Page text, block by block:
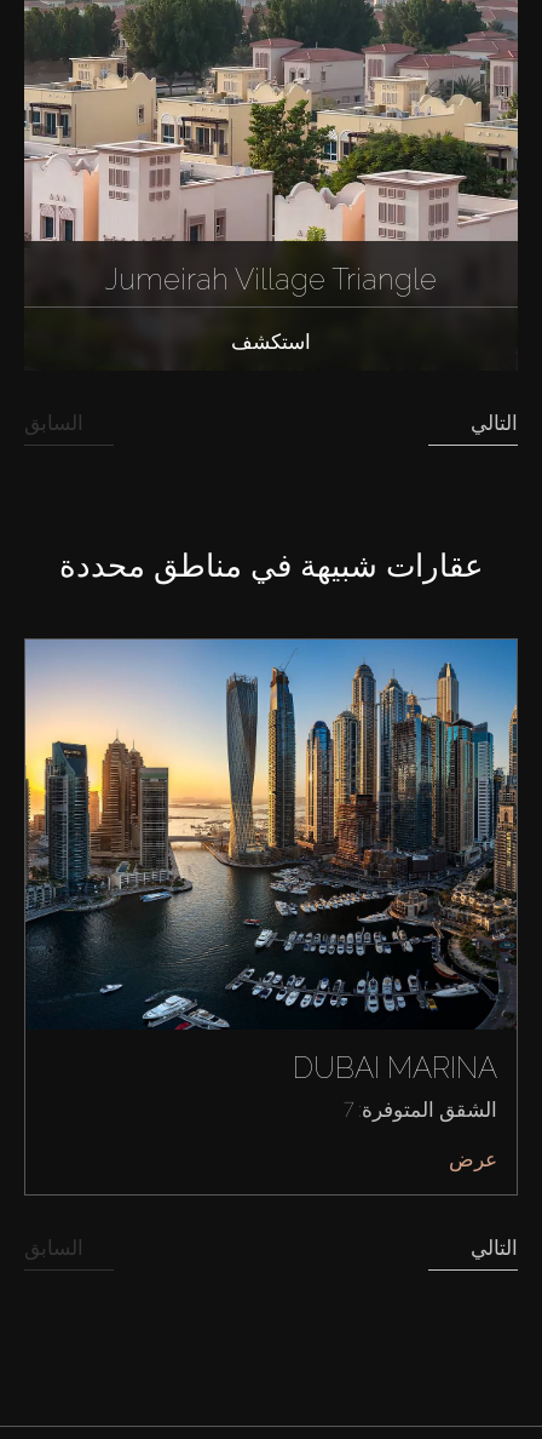
شراء
Jumeirah Village Triangle
استكشف
السابق التالي
عقارات شبيهة في مناطق محددة
DUBAI MARINA
الشقق المتوفرة: 7
عرض
السابق التالي